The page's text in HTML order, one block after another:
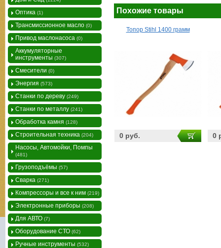
Похожие товары
Топор Stihl 1400 грамм
0 руб. 0
Оптика (1)
Трансмиссионное масло (0)
Привод маслонасоса (0)
Аккумуляторные
инструменты (307)
Смесители (0)
Энергия (573)
Станки по дереву (249)
Станки по металлу (241)
Обработка камня (128)
Строительная техника (204)
Насосы, Автомойки, Помпы
(481)
Грузоподъёмы (57)
Сварка (271)
Компрессоры и все к ним (219)
Электронные приборы (208)
Для АВТО (7)
Оборудование СТО (62)
Ручные инструменты (532)